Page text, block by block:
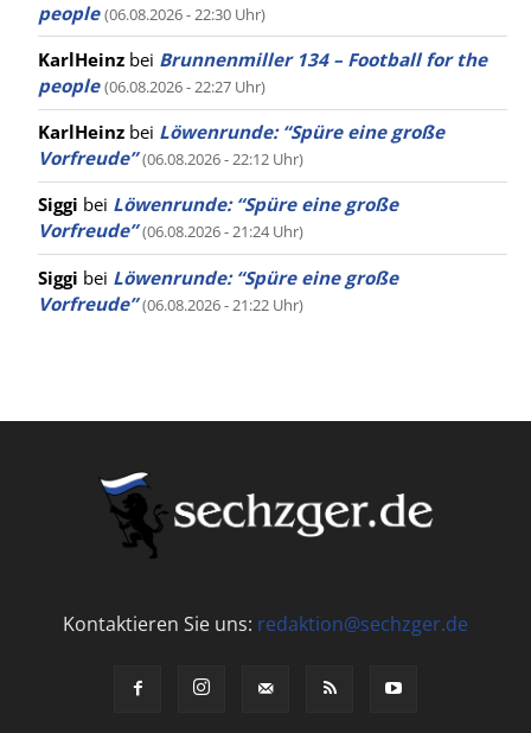
people (06.08.2026 - 22:30 Uhr)
KarlHeinz bei Brunnenmiller 134 – Football for the
people (06.08.2026 - 22:27 Uhr)
KarlHeinz bei Löwenrunde: “Spüre eine große
Vorfreude” (06.08.2026 - 22:12 Uhr)
Siggi bei Löwenrunde: “Spüre eine große
Vorfreude” (06.08.2026 - 21:24 Uhr)
Siggi bei Löwenrunde: “Spüre eine große
Vorfreude” (06.08.2026 - 21:22 Uhr)
Kontaktieren Sie uns: redaktion@sechzger.de